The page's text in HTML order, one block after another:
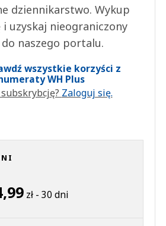
dziennikarstwo. Wykup
uzyskaj nieograniczony
naszego portalu.
wszystkie korzyści z
WH Plus
Zaloguj się.
zł - 30 dni